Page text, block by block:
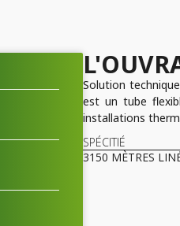
Solution
est un tube
installations
SPÉCITIÉ
3150 MÈTRES